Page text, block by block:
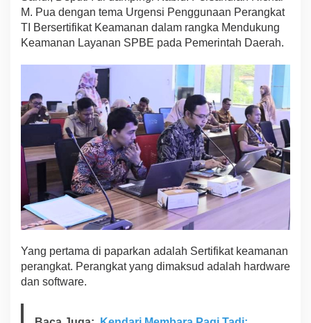
v
S
u
l
r
a
M. Pua dengan tema Urgensi Penggunaan Perangkat
TI Bersertifikat Keamanan dalam rangka Mendukung
Keamanan Layanan SPBE pada Pemerintah Daerah.
Yang pertama di paparkan adalah Sertifikat keamanan
perangkat. Perangkat yang dimaksud adalah hardware
dan software.